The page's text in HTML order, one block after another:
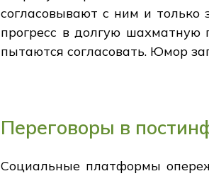
согласовывают с ним и только
прогресс в долгую шахматную
пытаются согласовать. Юмор
Переговоры в
Социальные платформы